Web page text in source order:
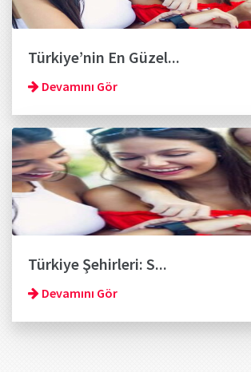
Türkiye’nin En Güzel...
Devamını Gör
Türkiye Şehirleri: S...
Devamını Gör